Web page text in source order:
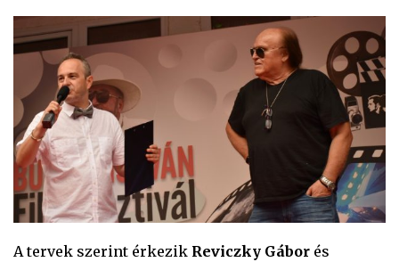
A tervek szerint érkezik Reviczky Gábor és